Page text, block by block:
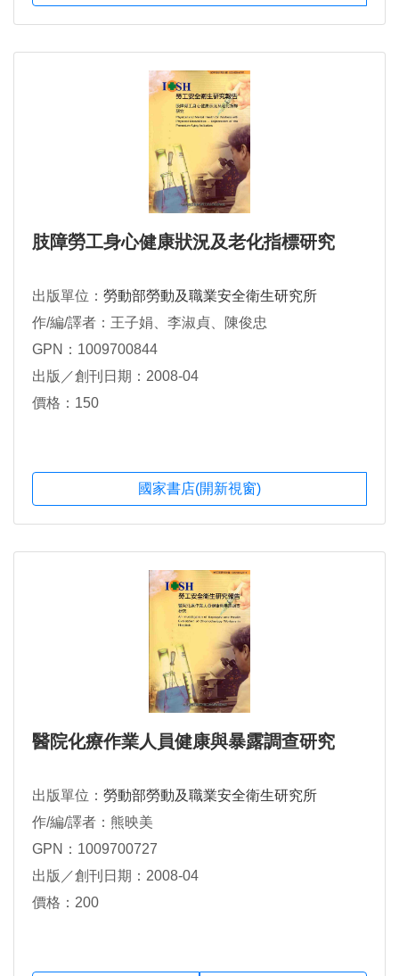
肢障勞工身心健康狀況及老化指標研究
出版單位： 勞動部勞動及職業安全衛生研究所
作/編/譯者：王子娟、李淑貞、陳俊忠
GPN：1009700844
出版／創刊日期：2008-04
價格：150
國家書店(開新視窗)
醫院化療作業人員健康與暴露調查研究
出版單位： 勞動部勞動及職業安全衛生研究所
作/編/譯者：熊映美
GPN：1009700727
出版／創刊日期：2008-04
價格：200